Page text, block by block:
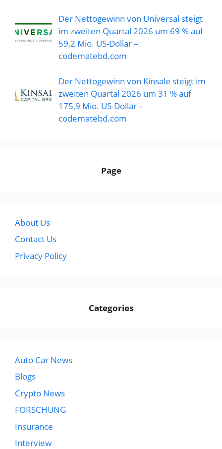
Der Nettogewinn von Universal steigt
im zweiten Quartal 2026 um 69 % auf
59,2 Mio. US-Dollar –
codematebd.com
Der Nettogewinn von Kinsale steigt im
zweiten Quartal 2026 um 31 % auf
175,9 Mio. US-Dollar –
codematebd.com
Page
About Us
Contact Us
Privacy Policy
Categories
Auto Car News
Blogs
Crypto News
FORSCHUNG
Insurance
Interview